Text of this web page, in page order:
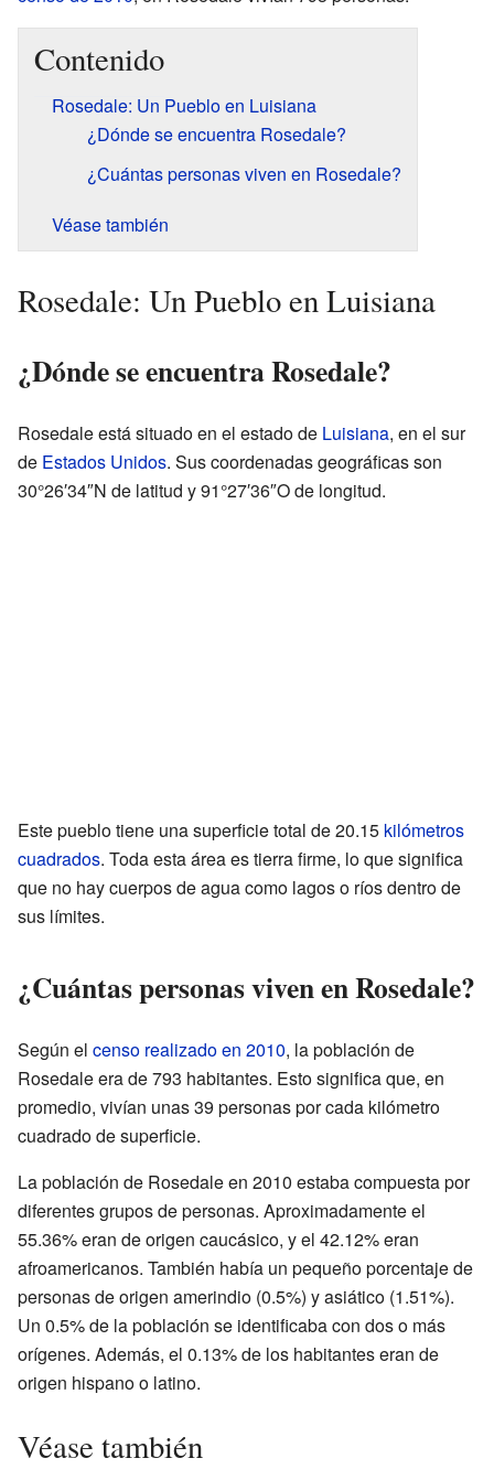
Contenido
Rosedale: Un Pueblo en Luisiana
¿Dónde se encuentra Rosedale?
¿Cuántas personas viven en Rosedale?
Véase también
Rosedale: Un Pueblo en Luisiana
¿Dónde se encuentra Rosedale?
Rosedale está situado en el estado de Luisiana, en el sur
de Estados Unidos. Sus coordenadas geográficas son
30°26′34″N de latitud y 91°27′36″O de longitud.
Este pueblo tiene una superficie total de 20.15 kilómetros
cuadrados. Toda esta área es tierra firme, lo que significa
que no hay cuerpos de agua como lagos o ríos dentro de
sus límites.
¿Cuántas personas viven en Rosedale?
Según el censo realizado en 2010, la población de
Rosedale era de 793 habitantes. Esto significa que, en
promedio, vivían unas 39 personas por cada kilómetro
cuadrado de superficie.
La población de Rosedale en 2010 estaba compuesta por
diferentes grupos de personas. Aproximadamente el
55.36% eran de origen caucásico, y el 42.12% eran
afroamericanos. También había un pequeño porcentaje de
personas de origen amerindio (0.5%) y asiático (1.51%).
Un 0.5% de la población se identificaba con dos o más
orígenes. Además, el 0.13% de los habitantes eran de
origen hispano o latino.
Véase también